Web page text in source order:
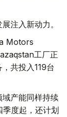
注入新动力。
Motors
工厂正
共投入119台
产能同样持续
度起，还计划